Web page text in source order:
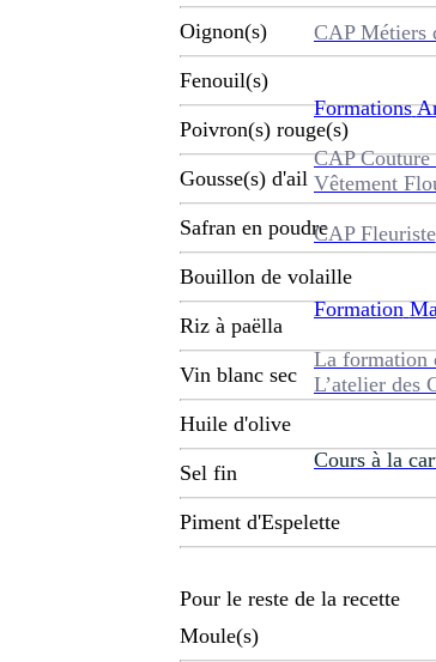
CAP Métiers
Formations
CAP
Vêtement
CAP Fleuriste
Formation
La formation
L’atelier des
Cours à la
Oignon(s)
Fenouil(s)
Poivron(s) rouge(s)
Gousse(s) d'ail
Safran en poudre
Bouillon de volaille
Riz à paëlla
Vin blanc sec
Huile d'olive
Sel fin
Piment d'Espelette
Pour le reste de la recette
Moule(s)